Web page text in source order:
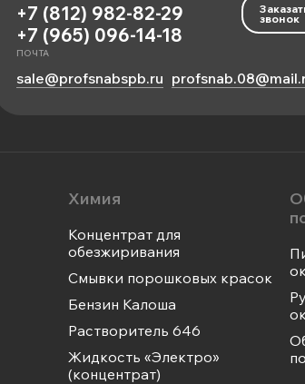
+7 (812) 982-82-29
+7 (965) 096-14-18
звонок
ПОЧТА
sale@profsnabspb.ru
Химия
Концентрат для
обезжиривания
Смывки порошковых красок
Бензин Калоша
Растворитель 646
Жидкость «Электро»
(концентрат)